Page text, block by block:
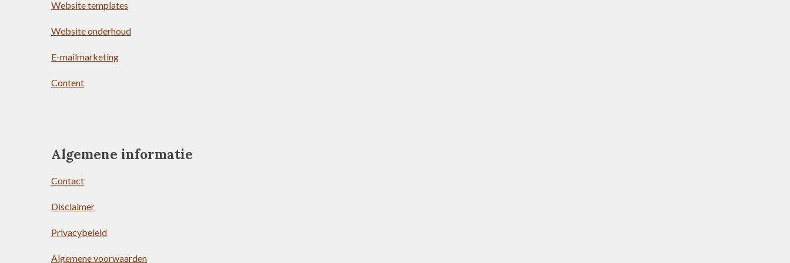
Website templates
Website onderhoud
E-mailmarketing
Content
Algemene informatie
Contact
Disclaimer
Privacybeleid
Algemene voorwaarden